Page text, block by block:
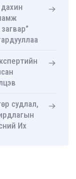
судлал,
Их